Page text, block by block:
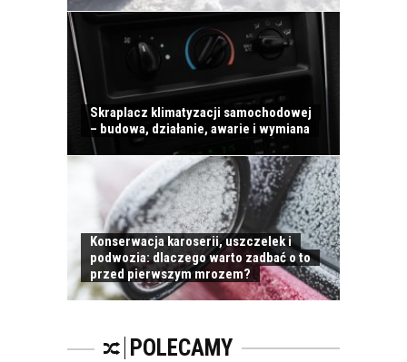
Skraplacz klimatyzacji samochodowej
– budowa, działanie, awarie i wymiana
Konserwacja karoserii, uszczelek i
podwozia: dlaczego warto zadbać o to
przed pierwszym mrozem?
POLECAMY